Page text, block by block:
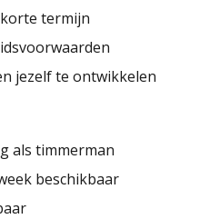
termijn
jezelf te ontwikkelen
als timmerman
beschikbaar